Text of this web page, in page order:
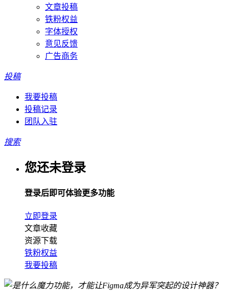
文章投稿
铁粉权益
字体授权
意见反馈
广告商务
投稿
我要投稿
投稿记录
团队入驻
搜索
您还未登录
登录后即可体验更多功能
立即登录
文章收藏
资源下载
铁粉权益
我要投稿